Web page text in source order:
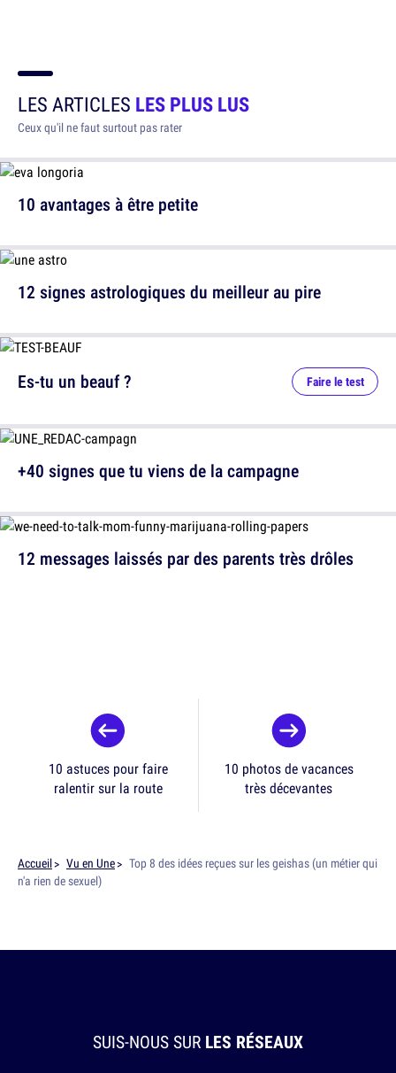
LES ARTICLES LES PLUS LUS
Ceux qu'il ne faut surtout pas rater
10 avantages à être petite
12 signes astrologiques du meilleur au pire
12 messages laissés par des parents très drôles
Es-tu un beauf ? Faire le test
+40 signes que tu viens de la campagne
10 astuces pour faire
ralentir sur la route
10 photos de vacances
très décevantes
Accueil Vu en Une
Top 8 des idées reçues sur les geishas (un métier qui
n'a rien de sexuel)
SUIS-NOUS SUR LES RÉSEAUX